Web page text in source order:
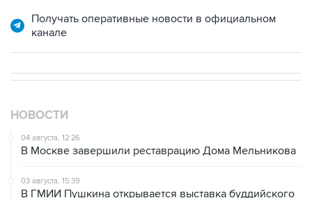
Получать оперативные новости в официальном
канале
НОВОСТИ
04 августа, 12:26
В Москве завершили реставрацию Дома Мельникова
03 августа, 15:39
В ГМИИ Пушкина открывается выставка буддийского